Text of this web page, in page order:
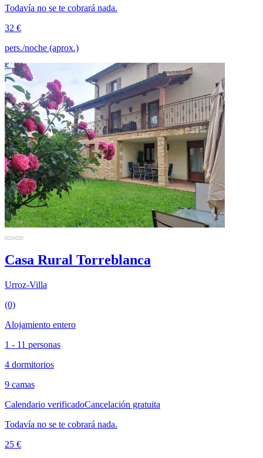
Todavía no se te cobrará nada.
32 €
pers./noche (aprox.)
Casa Rural Torreblanca
Urroz-Villa
(0)
Alojamiento entero
1 - 11 personas
4 dormitorios
9 camas
Calendario verificadoCancelación gratuita
Todavía no se te cobrará nada.
25 €